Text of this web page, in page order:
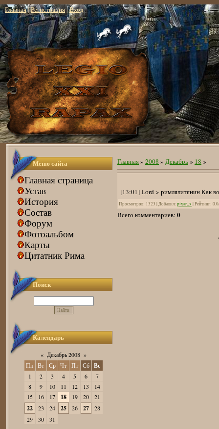
Главная|Регистрация|Вход
Меню сайта
Главная страница
Устав
История
Состав
Форум
Фотоальбом
Карты
Цитатник Рима
Поиск
Календарь
« Декабрь 2008 »
Пн Вт Ср Чт Пт Сб Вс
1 2 3 4 5 6
7
8
9 10 11 12 13
14
15
16 17 18 19 20 21
22 23 24 25 26 27
28
29
30 31
Главная» 2008 » Декабрь» 18 »
[13:01] Lord > римлялитянин Как
Просмотров: 1323 |Добавил: pixar_x |Рейтинг: 0.0
Всего комментариев: 0